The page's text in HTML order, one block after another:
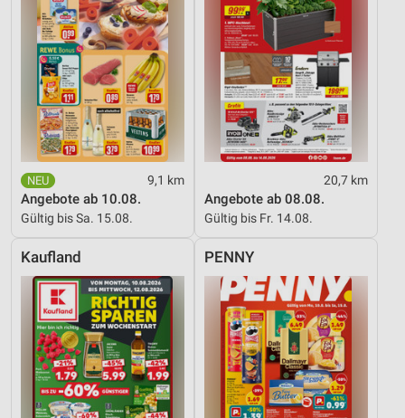
9,1 km
Angebote ab 10.08.
Gültig bis Sa. 15.08.
20,7 km
Angebote ab 08.08.
Gültig bis Fr. 14.08.
Kaufland PENNY